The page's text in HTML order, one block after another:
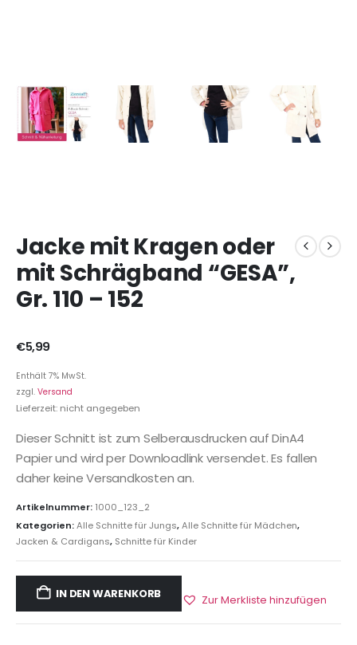
Jacke mit Kragen oder
mit Schrägband “GESA”,
Gr. 110 – 152
€5,99
Enthält 7% MwSt.
zzgl. Versand
Lieferzeit: nicht angegeben
Dieser Schnitt ist zum Selberausdrucken auf DinA4
Papier und wird per Downloadlink versendet. Es fallen
daher keine Versandkosten an.
Artikelnummer: 1000_123_2
Kategorien:Alle Schnitte für Jungs,Alle Schnitte für Mädchen,
Jacken & Cardigans, Schnitte für Kinder
IN DEN WARENKORB Zur Merkliste hinzufügen